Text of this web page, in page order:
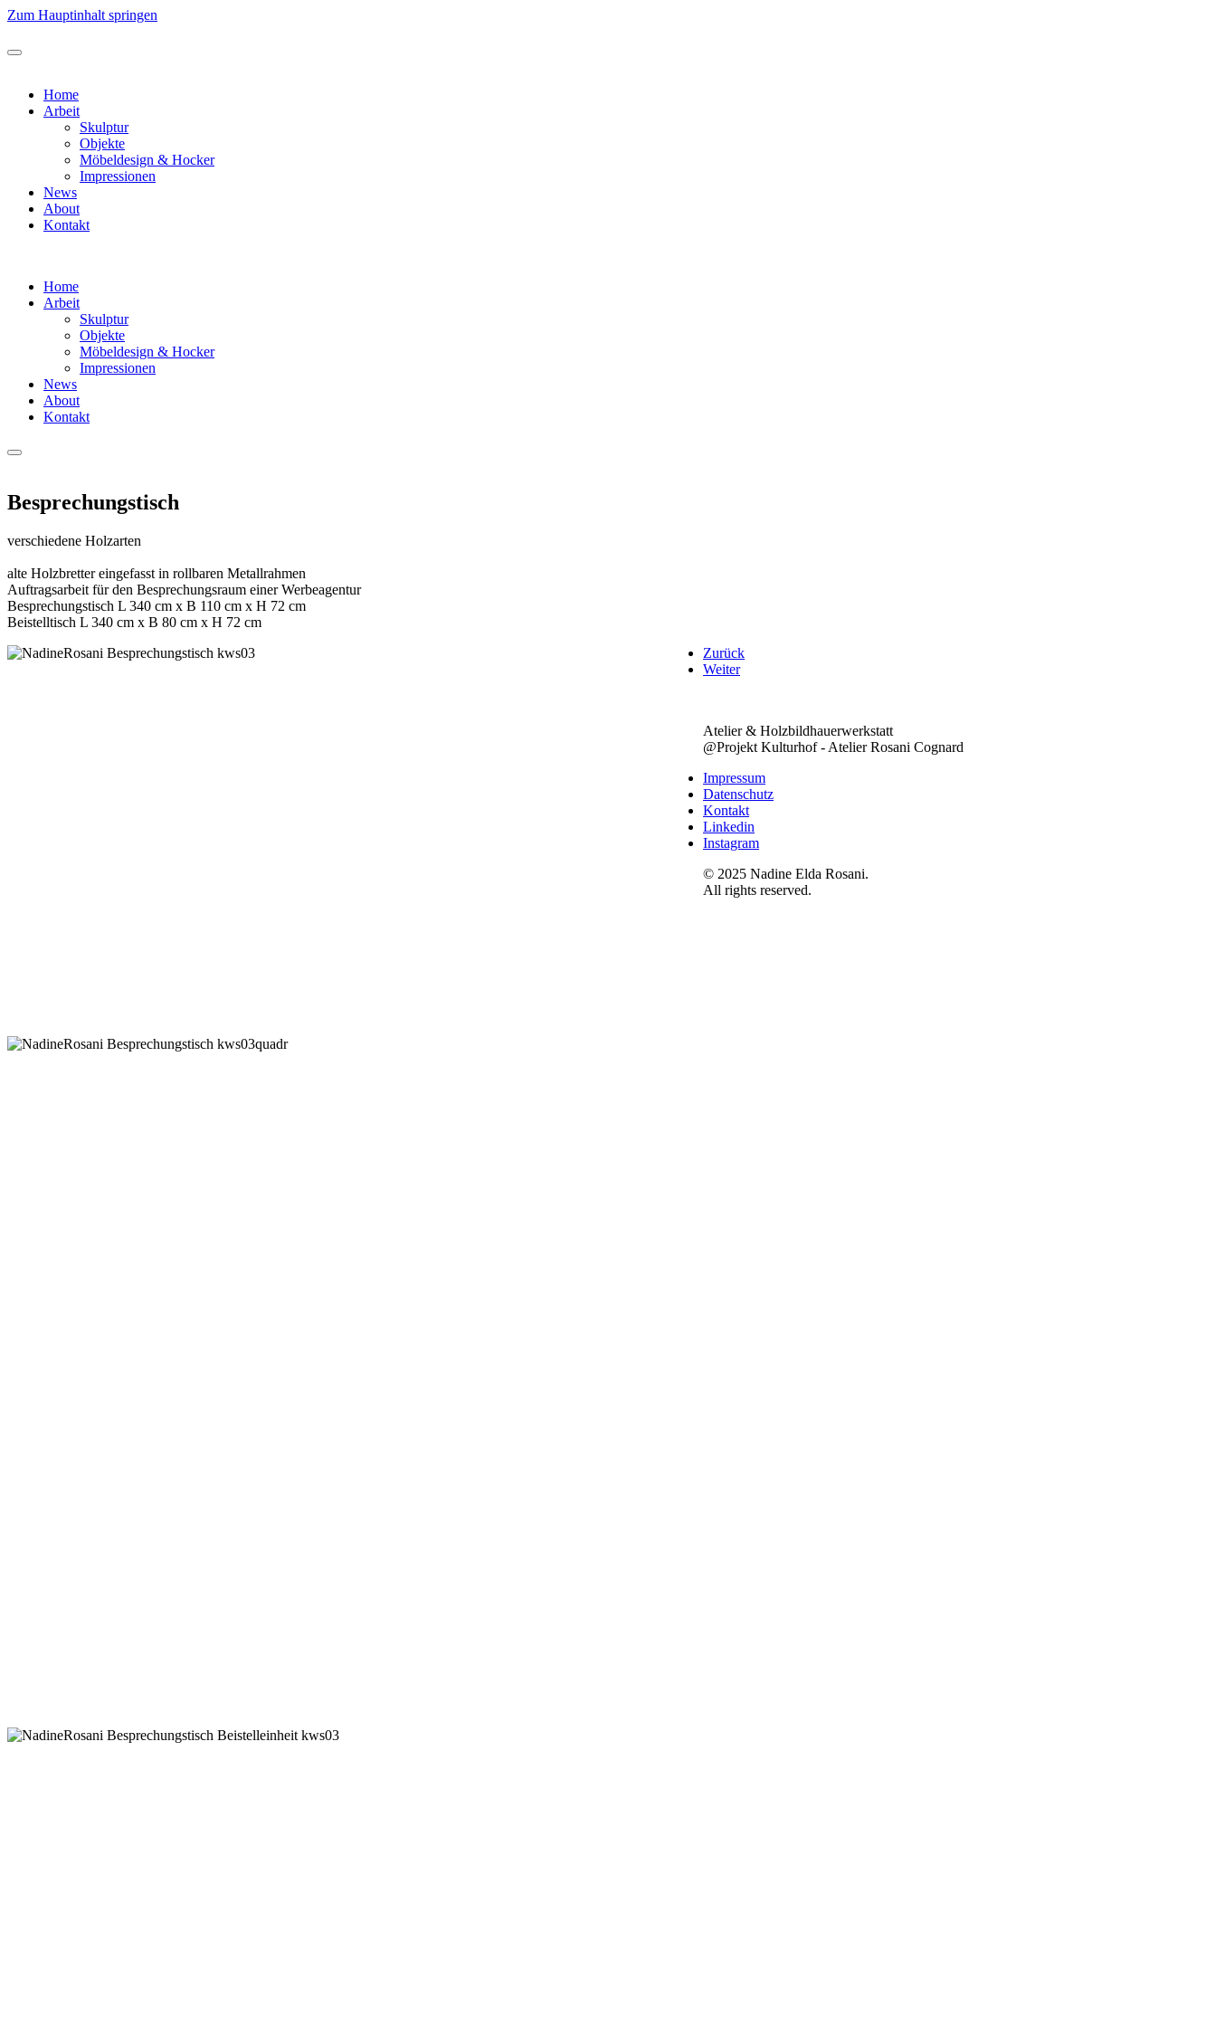
Zum Hauptinhalt springen
Home
Arbeit
Skulptur
Objekte
Möbeldesign & Hocker
Impressionen
News
About
Kontakt
Home
Arbeit
Skulptur
Objekte
Möbeldesign & Hocker
Impressionen
News
About
Kontakt
Besprechungstisch
verschiedene Holzarten
alte Holzbretter eingefasst in rollbaren Metallrahmen
Auftragsarbeit für den Besprechungsraum einer Werbeagentur
Besprechungstisch L 340 cm x B 110 cm x H 72 cm
Beistelltisch L 340 cm x B 80 cm x H 72 cm
Zurück
Weiter
Atelier & Holzbildhauerwerkstatt
@Projekt Kulturhof - Atelier Rosani Cognard
Impressum
Datenschutz
Kontakt
Linkedin
Instagram
© 2025 Nadine Elda Rosani.
All rights reserved.